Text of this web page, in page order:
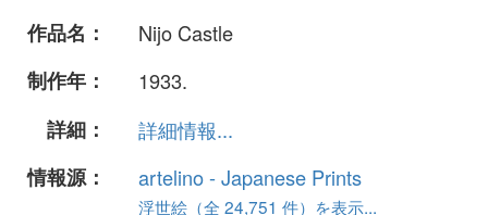
作品名：
Nijo Castle
制作年：
1933.
詳細：
詳細情報...
情報源：
artelino - Japanese Prints
浮世絵（全 24,751 件）を表示...